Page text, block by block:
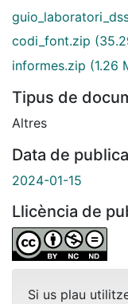
codi_font.zip
informes.zip (1.26
Tipus de
Altres
Data de
2024-01-15
Llicència de
Si us plau